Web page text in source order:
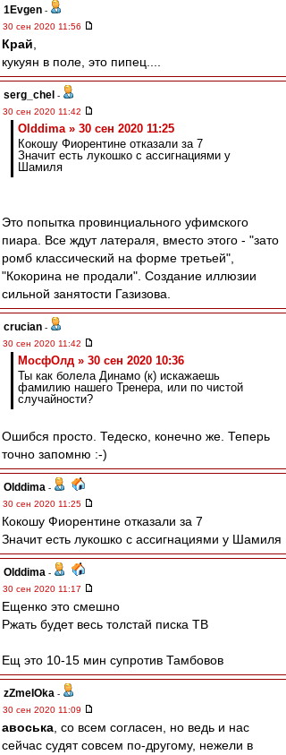
1Evgen -
30 сен 2020 11:56
Край
кукуян в поле, это пипец....
serg_chel -
30 сен 2020 11:42
Olddima » 30 сен 2020 11:25
Кокошу Фиорентине отказали за 7
Значит есть лукошко с ассигнациями у
Шамиля
Это попытка провинциального уфимского
пиара. Все ждут латераля, вместо этого - "зато
ромб классический на форме третьей",
"Кокорина не продали". Создание иллюзии
сильной занятости Газизова.
crucian -
30 сен 2020 11:42
МосфОлд » 30 сен 2020 10:36
Ты как болела Динамо (к) искажаешь
фамилию нашего Тренера, или по чистой
случайности?
Ошибся просто. Тедеско, конечно же. Теперь
точно запомню :-)
Olddima -
30 сен 2020 11:25
Кокошу Фиорентине отказали за 7
Значит есть лукошко с ассигнациями у Шамиля
Olddima -
30 сен 2020 11:17
Ещенко это смешно
Ржать будет весь толстай писка ТВ
Ещ это 10-15 мин супротив Тамбовов
zZmeIOka -
30 сен 2020 11:09
авоська , со всем согласен, но ведь и нас
сейчас судят совсем по-другому, нежели в